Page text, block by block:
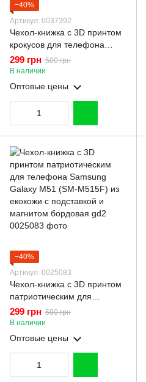
−40%
Артикул: 0037392
Чехол-книжка с 3D принтом
крокусов для телефона
Samsung Galaxy M51 (SM-
M515F) из екокожи с
подставкой и магнитом
бордовая gd2
299 грн 500 грн
В наличии
Оптовые цены
−40%
Артикул: 0025083
Чехол-книжка с 3D принтом
патриотическим для
телефона Samsung Galaxy
M51 (SM-M515F) из екокожи
с подставкой и магнитом
бордовая gd2
299 грн 500 грн
В наличии
Оптовые цены